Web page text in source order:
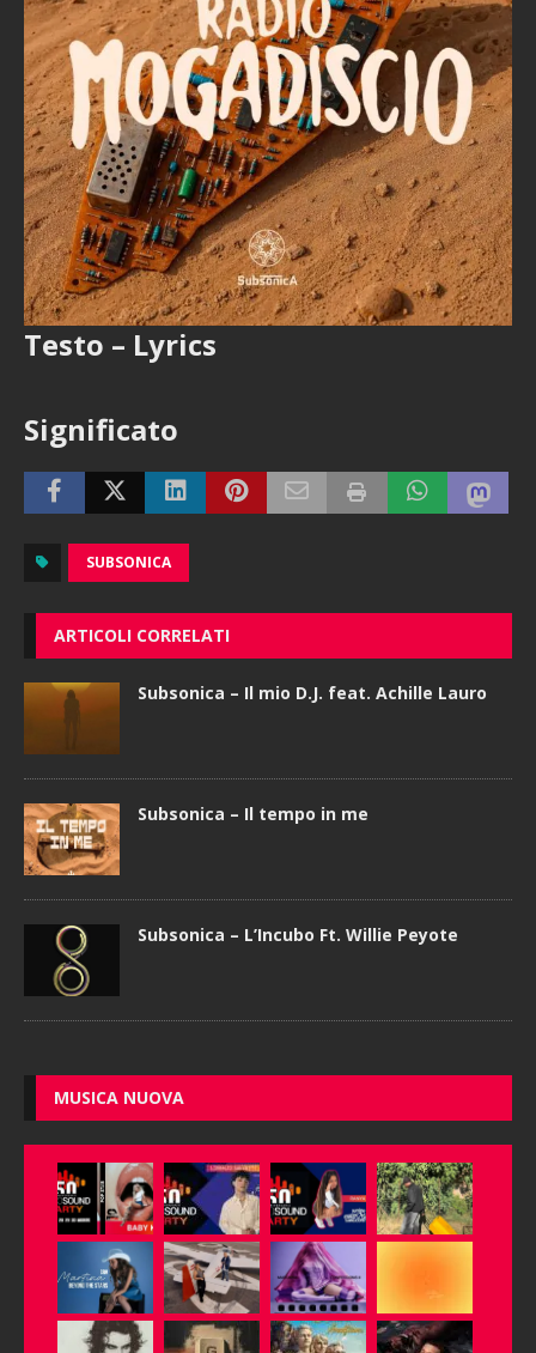
Testo – Lyrics
Significato
SUBSONICA
ARTICOLI CORRELATI
Subsonica – Il mio D.J. feat. Achille Lauro
Subsonica – Il tempo in me
Subsonica – L’Incubo Ft. Willie Peyote
MUSICA NUOVA